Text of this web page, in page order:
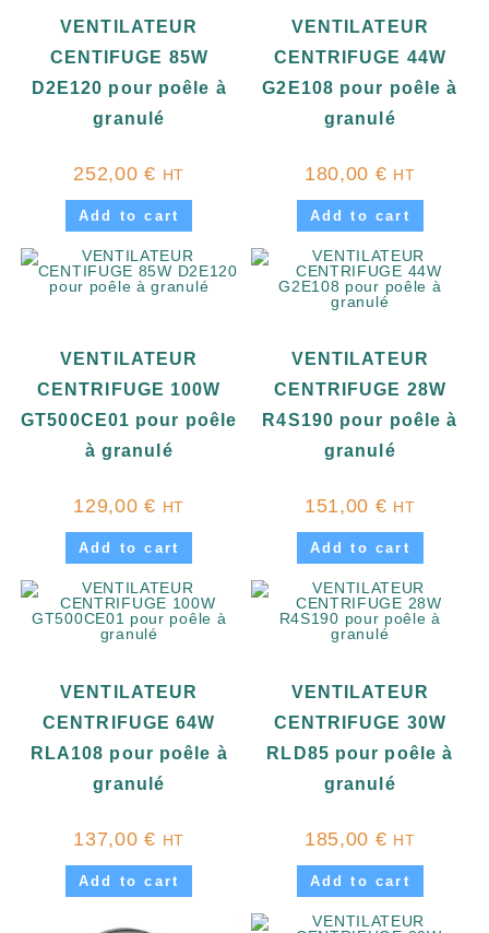
VENTILATEUR
CENTIFUGE 85W
D2E120 pour poêle à
granulé
252,00€ HT
Add to cart
VENTILATEUR
CENTRIFUGE 44W
G2E108 pour poêle à
granulé
180,00 € HT
Add to cart
VENTILATEUR
CENTRIFUGE 100W
GT500CE01 pour poêle
à granulé
129,00€ HT
Add to cart
VENTILATEUR
CENTRIFUGE 28W
R4S190 pour poêle à
granulé
151,00 € HT
Add to cart
VENTILATEUR
CENTRIFUGE 64W
RLA108 pour poêle à
granulé
137,00€ HT
Add to cart
VENTILATEUR
CENTRIFUGE 30W
RLD85 pour poêle à
granulé
185,00 € HT
Add to cart